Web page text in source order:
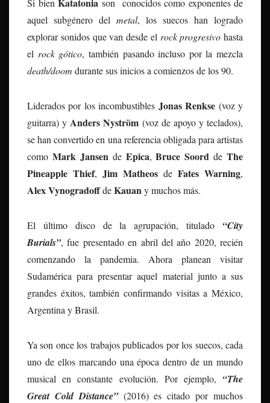
aquel subgénero del metal, los suecos han logrado
explorar sonidos que van desde el rock progresivo hasta
el rock gótico, también pasando incluso por la mezcla
death/doom durante sus inicios a comienzos de los 90.
Liderados por los incombustibles Jonas Renkse (voz y
guitarra) y Anders Nyström (voz de apoyo y teclados),
se han convertido en una referencia obligada para artistas
como Mark Jansen de Epica,Bruce Soord de The
Pineapple Thief, Jim Matheos de Fates Warning,
Alex VynogradoffdeKauan y muchos más.
El último disco de la agrupación, titulado “City
Burials”, fue presentado en abril del año 2020, recién
comenzando la pandemia. Ahora planean visitar
Sudamérica para presentar aquel material junto a sus
grandes éxitos, también confirmando visitas a México,
Argentina y Brasil.
Ya son once los trabajos publicados por los suecos, cada
uno de ellos marcando una época dentro de un mundo
musical en constante evolución. Por ejemplo, “The
Great Cold Distance”(2016) es citado por muchos